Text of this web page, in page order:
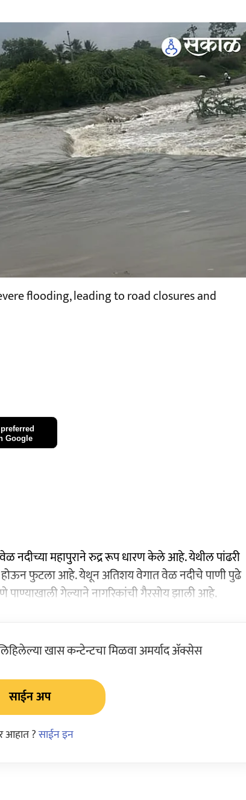
flooding, leading to road closures and
Google
नदीच्या महापुराने रुद्र रूप धारण केले आहे. येथील पांढरी
होऊन फुटला आहे. येथून अतिशय वेगात वेळ नदीचे पाणी पुढे
गेल्याने नागरिकांची गैरसोय झाली आहे.
खास कन्टेन्टचा मिळवा अमर्याद ॲक्सेस
साईन अप
आहात ?साईन इन